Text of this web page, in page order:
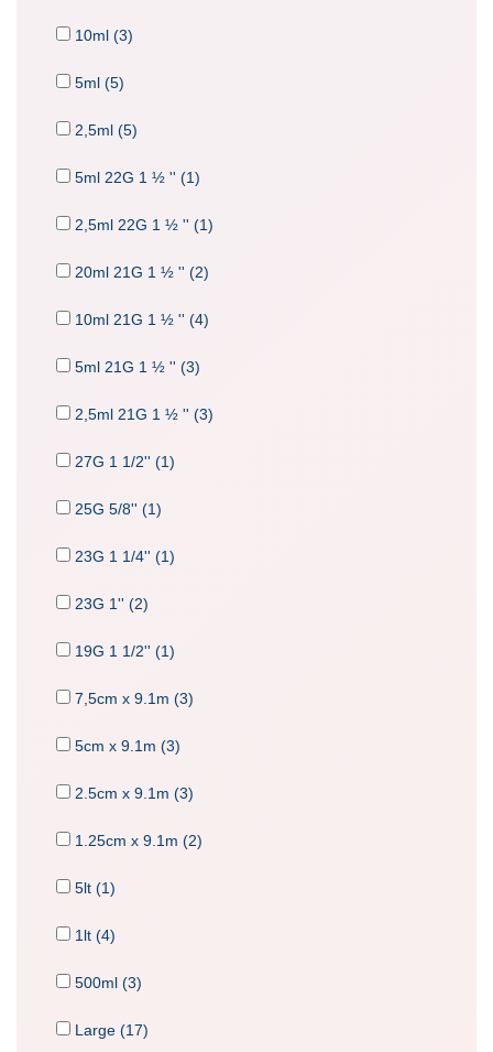
10ml (3)
5ml (5)
2,5ml (5)
5ml 22G 1 ½ '' (1)
2,5ml 22G 1 ½ '' (1)
20ml 21G 1 ½ '' (2)
10ml 21G 1 ½ '' (4)
5ml 21G 1 ½ '' (3)
2,5ml 21G 1 ½ '' (3)
27G 1 1/2'' (1)
25G 5/8'' (1)
23G 1 1/4'' (1)
23G 1'' (2)
19G 1 1/2'' (1)
7,5cm x 9.1m (3)
5cm x 9.1m (3)
2.5cm x 9.1m (3)
1.25cm x 9.1m (2)
5lt (1)
1lt (4)
500ml (3)
Large (17)